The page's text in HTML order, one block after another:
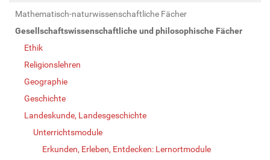
Mathematisch-naturwissenschaftliche Fächer
Gesellschaftswissenschaftliche und philosophische Fächer
Ethik
Religionslehren
Geographie
Geschichte
Landeskunde, Landesgeschichte
Unterrichtsmodule
Erkunden, Erleben, Entdecken: Lernortmodule